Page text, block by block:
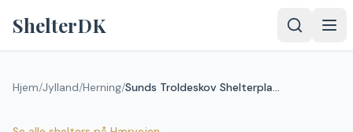
ShelterDK
Hjem/Jylland/Herning/ Sunds Troldeskov Shelterplads
Sunds Troldeskov Shelterplads
Sunds